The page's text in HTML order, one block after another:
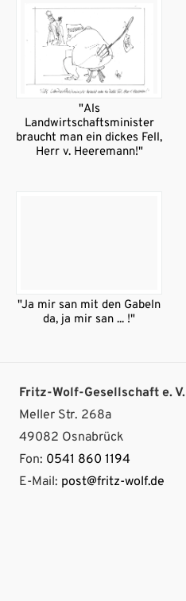
"Als
Landwirtschaftsminister
braucht man ein dickes Fell,
Herr v. Heeremann!"
"Ja mir san mit den Gabeln
da, ja mir san ... !"
Fritz-Wolf-Gesellschaft e. V.
Meller Str. 268a
49082 Osnabrück
Fon: 0541 860 1194
E-Mail: post@fritz-wolf.de